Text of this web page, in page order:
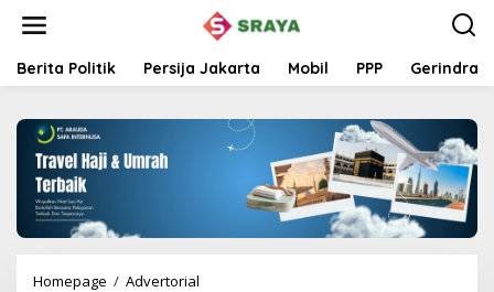
t
Berita Politik Persija Jakarta Mobil PPP Gerindra
Homepage / Advertorial